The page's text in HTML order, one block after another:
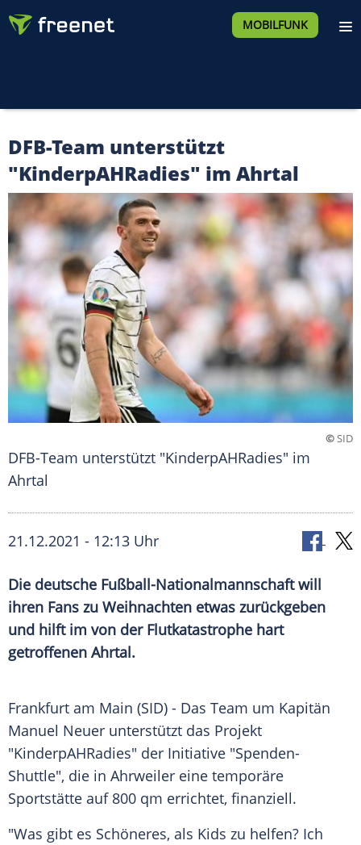
MOBILFUNK
DFB-Team unterstützt
"KinderpAHRadies" im Ahrtal
©SID
DFB-Team unterstützt "KinderpAHRadies" im
Ahrtal
21.12.2021 - 12:13 Uhr
Die deutsche Fußball-Nationalmannschaftwill
ihren Fans zu Weihnachten etwas zurückgeben
und hilft im von der Flutkatastrophe hart
getroffenen Ahrtal.
Frankfurt am Main (SID) - Das Team um Kapitän
Manuel Neuer unterstützt das Projekt
"KinderpAHRadies" der Initiative "Spenden-
Shuttle", die in Ahrweiler eine temporäre
Sportstätte auf 800 qm errichtet, finanziell.
"Was gibt es Schöneres, als Kids zu helfen? Ich